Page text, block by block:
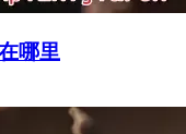
哪里